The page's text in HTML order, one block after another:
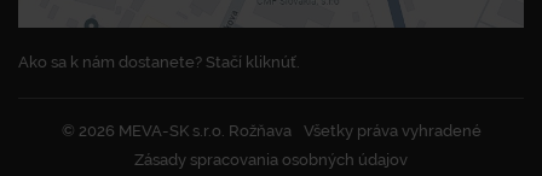
Ako sa k nám dostanete? Stačí kliknúť.
© 2026 MEVA-SK s.r.o. Rožňava
Všetky práva vyhradené
Zásady spracovania osobných údajov